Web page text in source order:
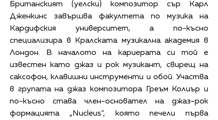
Британският (уелски) композитор сър Карл
Дженкинс завършва факултета по музика на
Кардифския университет, а по-късно
специализира в Кралската музикална академия в
Лондон. В началото на кариерата си той е
известен като джаз и рок музикант, свирещ на
саксофон, клавишни инструменти и обой. Участва
в групата на джаз композитора Греъм Колиър и
по-късно става член-основател на джаз-рок
формацията „Nucleus“, която печели първа